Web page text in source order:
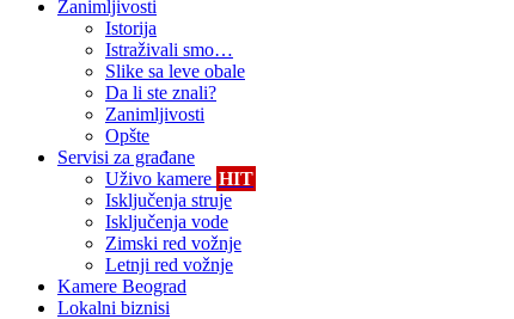
Zanimljivosti
Istorija
Istraživali smo…
Slike sa leve obale
Da li ste znali?
Zanimljivosti
Opšte
Servisi za građane
Uživo kamere HIT
Isključenja struje
Isključenja vode
Zimski red vožnje
Letnji red vožnje
Kamere Beograd
Lokalni biznisi